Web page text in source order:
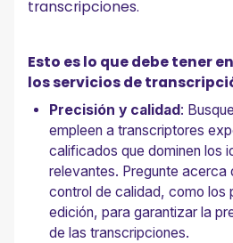
transcripciones.
Esto es lo que debe tener
los servicios de
Precisión y calidad:
empleen a transcriptores
calificados que dominen los
relevantes. Pregunte acerca
control de calidad, como los
edición, para garantizar la
de las transcripciones.